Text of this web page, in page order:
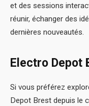
et des sessions
réunir, échanger des
dernières nouveautés.
Electro Depot
Si vous préférez
Depot Brest depuis le